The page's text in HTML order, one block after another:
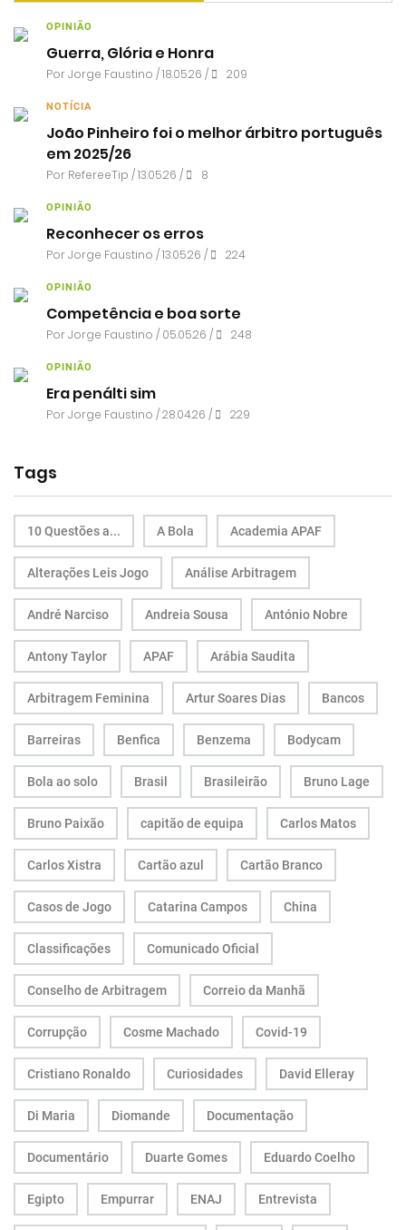
OPINIÃO
Guerra, Glória e Honra
PorJorge Faustino / 18.05.26 / 209
NOTÍCIA
João Pinheiro foi o melhor árbitro português
em 2025/26
Por RefereeTip / 13.05.26 / 8
OPINIÃO
Reconhecer os erros
PorJorge Faustino / 13.05.26 / 224
OPINIÃO
Competência e boa sorte
PorJorge Faustino / 05.05.26 / 248
OPINIÃO
Era penálti sim
PorJorge Faustino / 28.04.26 / 229
Tags
10 Questões a... A Bola Academia APAF
Alterações Leis Jogo Análise Arbitragem
André Narciso Andreia Sousa António Nobre
Antony Taylor APAF Arábia Saudita
Arbitragem Feminina Artur Soares Dias Bancos
Barreiras Benfica Benzema Bodycam
Bola ao solo Brasil Brasileirão Bruno Lage
Bruno Paixão capitão de equipa Carlos Matos
Carlos Xistra Cartão azul Cartão Branco
Casos de Jogo Catarina Campos China
Classificações Comunicado Oficial
Conselho de Arbitragem Correio da Manhã
Corrupção Cosme Machado Covid-19
Cristiano Ronaldo Curiosidades David Elleray
Di Maria Diomande Documentação
Documentário Duarte Gomes Eduardo Coelho
Egipto Empurrar ENAJ Entrevista